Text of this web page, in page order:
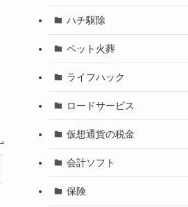
４位
清田電設
ハチ駆除
ペット火葬
ライフハック
ロードサービス
仮想通貨の税金
会計ソフト
保険